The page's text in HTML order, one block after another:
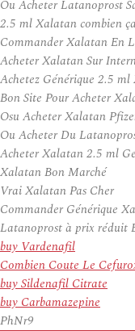
Ou Acheter Latanoprost
2.5 ml Xalatan combien
Commander Xalatan En
Acheter Xalatan Sur
Achetez Générique 2.5
Bon Site Pour Acheter
Osu Acheter Xalatan
Ou Acheter Du
Acheter Xalatan 2.5 ml
Xalatan Bon Marché
Vrai Xalatan Pas Cher
Commander Générique
Latanoprost à prix réduit
buy Vardenafil
Combien Coute Le
buy Sildenafil Citrate
buy Carbamazepine
PhNr9